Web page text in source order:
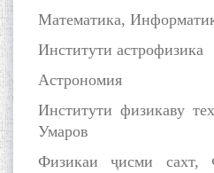
Математика,
Институти астрофизика
Астрономия
Институти физикаву
Умаров
Физикаи ҷисми сахт,